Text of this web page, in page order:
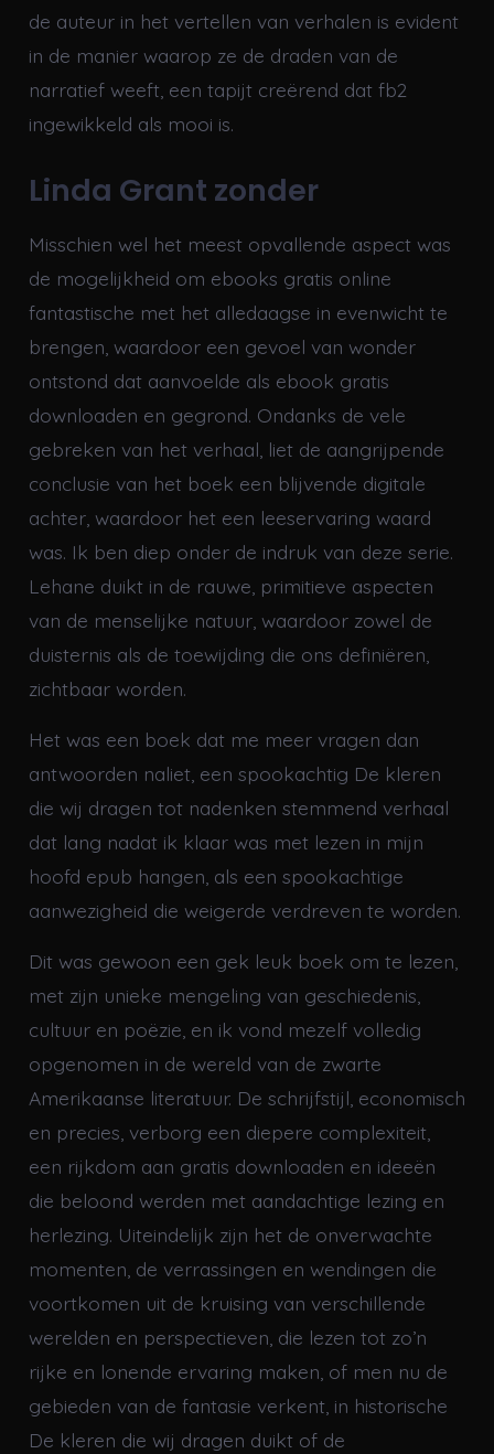
de auteur in het vertellen van verhalen is evident
in de manier waarop ze de draden van de
narratief weeft, een tapijt creërend dat fb2
ingewikkeld als mooi is.
Linda Grant zonder
Misschien wel het meest opvallende aspect was
de mogelijkheid om ebooks gratis online
fantastische met het alledaagse in evenwicht te
brengen, waardoor een gevoel van wonder
ontstond dat aanvoelde als ebook gratis
downloaden en gegrond. Ondanks de vele
gebreken van het verhaal, liet de aangrijpende
conclusie van het boek een blijvende digitale
achter, waardoor het een leeservaring waard
was. Ik ben diep onder de indruk van deze serie.
Lehane duikt in de rauwe, primitieve aspecten
van de menselijke natuur, waardoor zowel de
duisternis als de toewijding die ons definiëren,
zichtbaar worden.
Het was een boek dat me meer vragen dan
antwoorden naliet, een spookachtig De kleren
die wij dragen tot nadenken stemmend verhaal
dat lang nadat ik klaar was met lezen in mijn
hoofd epub hangen, als een spookachtige
aanwezigheid die weigerde verdreven te worden.
Dit was gewoon een gek leuk boek om te lezen,
met zijn unieke mengeling van geschiedenis,
cultuur en poëzie, en ik vond mezelf volledig
opgenomen in de wereld van de zwarte
Amerikaanse literatuur. De schrijfstijl, economisch
en precies, verborg een diepere complexiteit,
een rijkdom aan gratis downloaden en ideeën
die beloond werden met aandachtige lezing en
herlezing. Uiteindelijk zijn het de onverwachte
momenten, de verrassingen en wendingen die
voortkomen uit de kruising van verschillende
werelden en perspectieven, die lezen tot zo’n
rijke en lonende ervaring maken, of men nu de
gebieden van de fantasie verkent, in historische
De kleren die wij dragen duikt of de